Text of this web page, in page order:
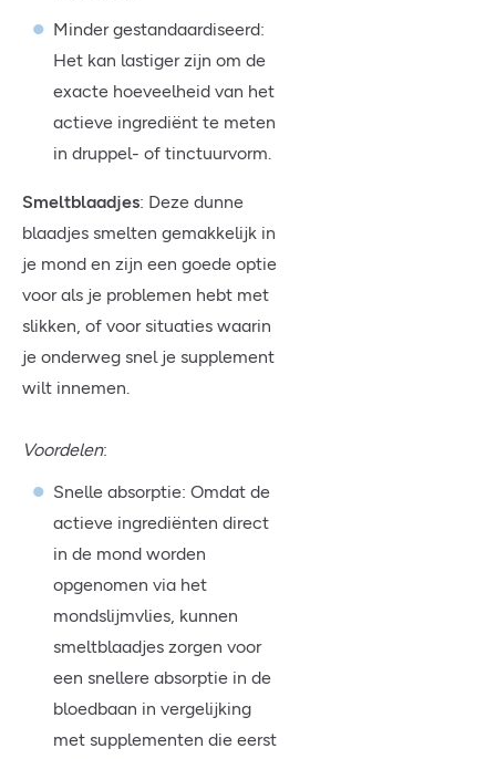
Minder gestandaardiseerd:
Het kan lastiger zijn om de
exacte hoeveelheid van het
actieve ingrediënt te meten
in druppel- of tinctuurvorm.
Smeltblaadjes: Deze dunne
blaadjes smelten gemakkelijk in
je mond en zijn een goede optie
voor als je problemen hebt met
slikken, of voor situaties waarin
je onderweg snel je supplement
wilt innemen.
Voordelen:
Snelle absorptie: Omdat de
actieve ingrediënten direct
in de mond worden
opgenomen via het
mondslijmvlies, kunnen
smeltblaadjes zorgen voor
een snellere absorptie in de
bloedbaan in vergelijking
met supplementen die eerst